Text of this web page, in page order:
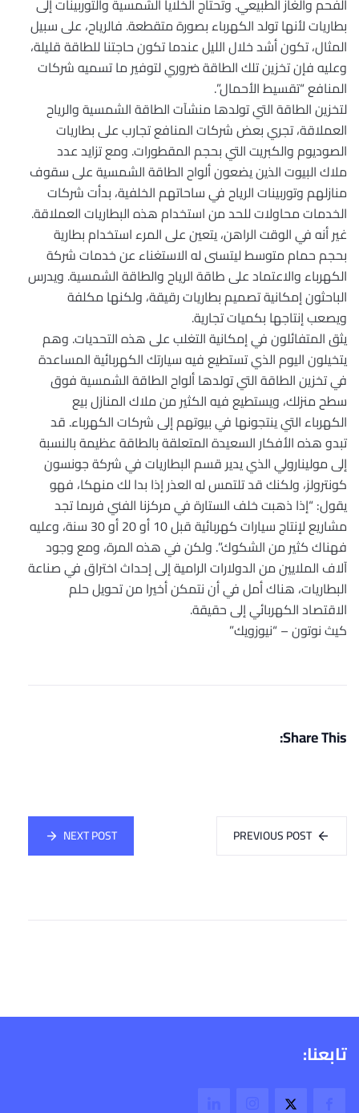
الفحم والغاز الطبيعي. وتحتاج الخلايا الشمسية والتوربينات إلى
بطاريات لأنها تولد الكهرباء بصورة متقطعة. فالرياح، على سبيل
المثال، تكون أشد خلال الليل عندما تكون حاجتنا للطاقة قليلة،
وعليه فإن تخزين تلك الطاقة ضروري لتوفير ما تسميه شركات
المنافع “تقسيط الأحمال”.
لتخزين الطاقة التي تولدها منشآت الطاقة الشمسية والرياح
العملاقة، تجري بعض شركات المنافع تجارب على بطاريات
الصوديوم والكبريت التي بحجم المقطورات. ومع تزايد عدد
ملاك البيوت الذين يضعون ألواح الطاقة الشمسية على سقوف
منازلهم وتوربينات الرياح في ساحاتهم الخلفية، بدأت شركات
الخدمات محاولات للحد من استخدام هذه البطاريات العملاقة.
غير أنه في الوقت الراهن، يتعين على المرء استخدام بطارية
بحجم حمام متوسط ليتسنى له الاستغناء عن خدمات شركة
الكهرباء والاعتماد على طاقة الرياح والطاقة الشمسية. ويدرس
الباحثون إمكانية تصميم بطاريات رقيقة، ولكنها مكلفة
ويصعب إنتاجها بكميات تجارية.
يثق المتفائلون في إمكانية التغلب على هذه التحديات. وهم
يتخيلون اليوم الذي تستطيع فيه سيارتك الكهربائية المساعدة
في تخزين الطاقة التي تولدها ألواح الطاقة الشمسية فوق
سطح منزلك، ويستطيع فيه الكثير من ملاك المنازل بيع
الكهرباء التي ينتجونها في بيوتهم إلى شركات الكهرباء. قد
تبدو هذه الأفكار السعيدة المتعلقة بالطاقة عظيمة بالنسبة
إلى مولينارولي الذي يدير قسم البطاريات في شركة جونسون
كونترولز، ولكنك قد تلتمس له العذر إذا بدا لك منهكا، فهو
يقول: “إذا ذهبت خلف الستارة في مركزنا الفني فربما تجد
مشاريع لإنتاج سيارات كهربائية قبل 10 أو 20 أو 30 سنة، وعليه
فهناك كثير من الشكوك”. ولكن في هذه المرة، ومع وجود
آلاف الملايين من الدولارات الرامية إلى إحداث اختراق في صناعة
البطاريات، هناك أمل في أن نتمكن أخيرا من تحويل حلم
الاقتصاد الكهربائي إلى حقيقة.
كيث نوتون – “نيوزويك”
Share This:
PREVIOUS POST
NEXT POST
تابعنا: